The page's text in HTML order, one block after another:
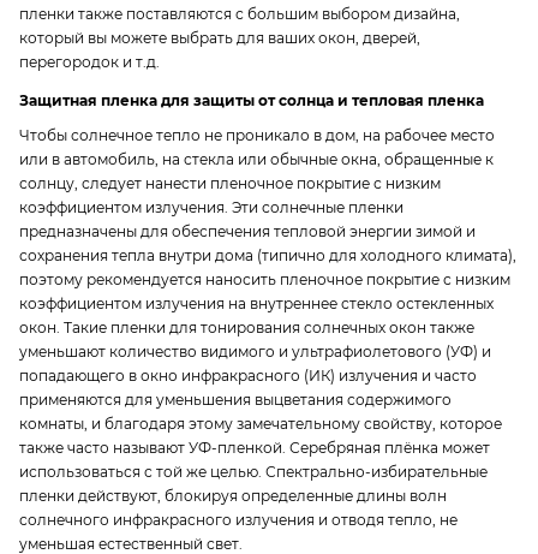
пленки также поставляются с большим выбором дизайна,
который вы можете выбрать для ваших окон, дверей,
перегородок и т.д.
Защитная пленка для защиты от солнца и тепловая пленка
Чтобы солнечное тепло не проникало в дом, на рабочее место
или в автомобиль, на стекла или обычные окна, обращенные к
солнцу, следует нанести пленочное покрытие с низким
коэффициентом излучения. Эти солнечные пленки
предназначены для обеспечения тепловой энергии зимой и
сохранения тепла внутри дома (типично для холодного климата),
поэтому рекомендуется наносить пленочное покрытие с низким
коэффициентом излучения на внутреннее стекло остекленных
окон. Такие пленки для тонирования солнечных окон также
уменьшают количество видимого и ультрафиолетового (УФ) и
попадающего в окно инфракрасного (ИК) излучения и часто
применяются для уменьшения выцветания содержимого
комнаты, и благодаря этому замечательному свойству, которое
также часто называют УФ-пленкой. Серебряная плёнка может
использоваться с той же целью. Спектрально-избирательные
пленки действуют, блокируя определенные длины волн
солнечного инфракрасного излучения и отводя тепло, не
уменьшая естественный свет.